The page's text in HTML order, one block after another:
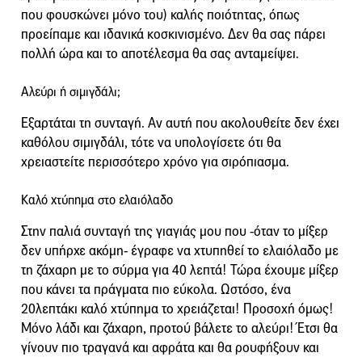
που φουσκώνει μόνο του) καλής ποιότητας, όπως
προείπαμε και ιδανικά κοσκινισμένο. Δεν θα σας πάρει
πολλή ώρα και το αποτέλεσμα θα σας ανταμείψει.
Αλεύρι ή σιμιγδάλι;
Εξαρτάται τη συνταγή. Αν αυτή που ακολουθείτε δεν έχει
καθόλου σιμιγδάλι, τότε να υπολογίσετε ότι θα
χρειαστείτε περισσότερο χρόνο για σιρόπιασμα.
Καλό χτύπημα στο ελαιόλαδο
Στην παλιά συνταγή της γιαγιάς μου που -όταν το μίξερ
δεν υπήρχε ακόμη- έγραφε να χτυπηθεί το ελαιόλαδο με
τη ζάχαρη με το σύρμα για 40 λεπτά! Τώρα έχουμε μίξερ
που κάνει τα πράγματα πιο εύκολα. Ωστόσο, ένα
20λεπτάκι καλό χτύπημα το χρειάζεται! Προσοχή όμως!
Μόνο λάδι και ζάχαρη, προτού βάλετε το αλεύρι! Έτσι θα
γίνουν πιο τραγανά και αφράτα και θα ρουφήξουν και